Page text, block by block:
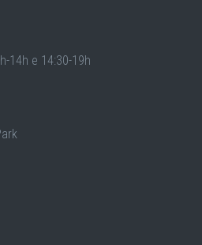
14h e 14:30-19h